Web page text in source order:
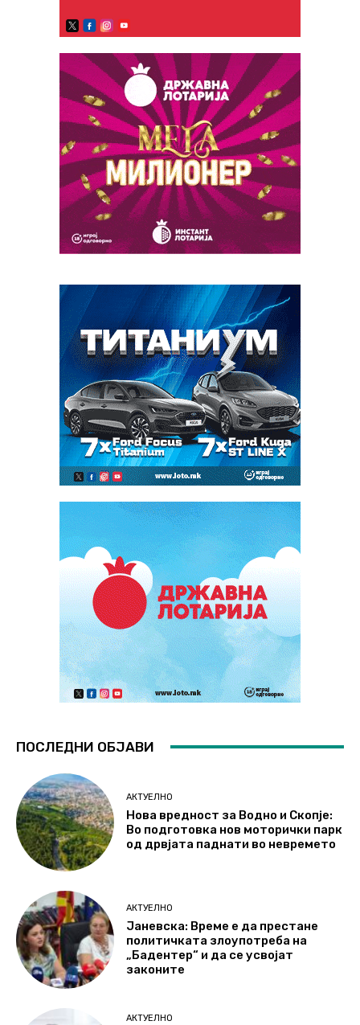
ПОСЛЕДНИ ОБЈАВИ
АКТУЕЛНО
Нова вредност за Водно и Скопје:
Во подготовка нов моторички парк
од дрвјата паднати во невремето
АКТУЕЛНО
Јаневска: Време е да престане
политичката злоупотреба на
„Бадентер“ и да се усвојат
законите
АКТУЕЛНО